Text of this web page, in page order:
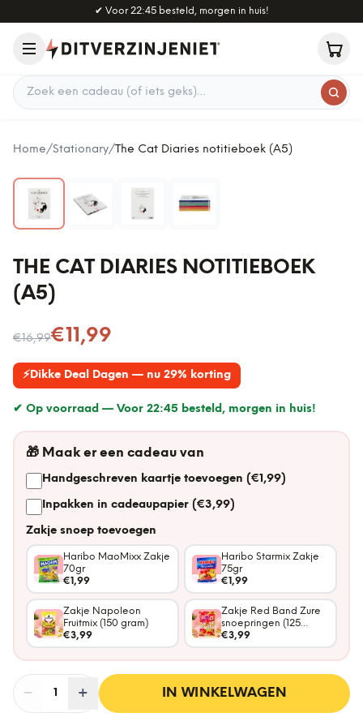
Naar hoofdinhoud
✔ Voor 22:45 besteld, morgen in huis!
Zoek een cadeau
Home/Stationary/The Cat Diaries notitieboek (A5)
THE CAT DIARIES NOTITIEBOEK
(A5)
€16,99
Nu voor
€11,99
⚡Dikke Deal Dagen — nu 29% korting
✔ Op voorraad — Voor 22:45 besteld, morgen in huis!
🎁 Maak er een cadeau van
Handgeschreven kaartje toevoegen (€1,99)
Inpakken in cadeaupapier (€3,99)
Zakje snoep toevoegen
Haribo MaoMixx Zakje
70gr
€1,99
Haribo Starmix Zakje
75gr
€1,99
Zakje Napoleon
Fruitmix (150 gram)
€3,99
Zakje Red Band Zure
snoepringen (125
gram)
€3,99
− Aantal
1 + IN WINKELWAGEN